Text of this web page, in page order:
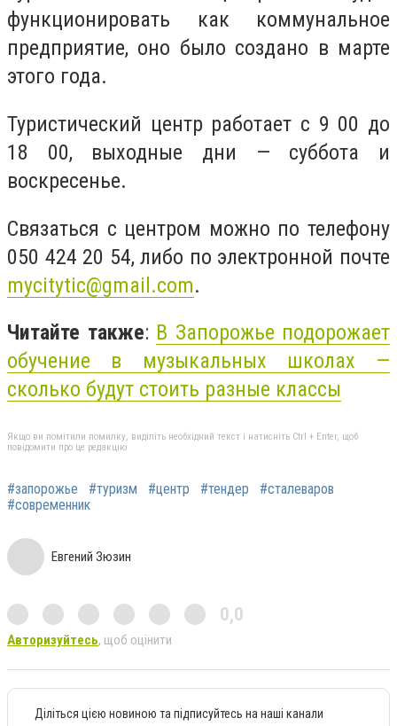
функционировать как коммунальное
предприятие, оно было создано в марте
этого года.
Туристический центр работает с 9 00 до
18 00, выходные дни — суббота и
воскресенье.
Связаться с центром можно по телефону
050 424 20 54, либо по электронной почте
mycitytic@gmail.com.
Читайте также: В Запорожье подорожает
обучение в музыкальных школах —
сколько будут стоить разные классы
Якщо ви помітили помилку, виділіть необхідний текст і натисніть Ctrl + Enter, щоб
повідомити про це редакцію
#запорожье #туризм #центр #тендер
#сталеваров
#современник
Евгений Зюзин
0,0
Авторизуйтесь, щоб оцінити
Діліться цією новиною та підписуйтесь на наші канали